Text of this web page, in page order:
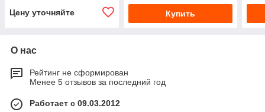
Цену уточняйте Купить
О нас
Рейтинг не сформирован
Менее 5 отзывов за последний год
Работает с 09.03.2012